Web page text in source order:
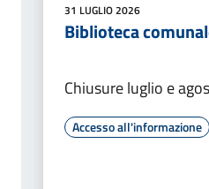
31 LUGLIO 2026
Biblioteca
Chiusure luglio e
Accesso all'informazione